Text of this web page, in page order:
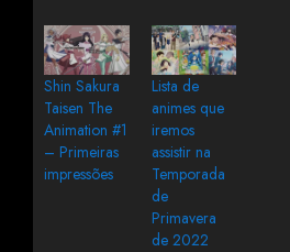
Shin Sakura
Taisen The
Animation #1
– Primeiras
impressões
Lista de
animes que
iremos
assistir na
Temporada
de
Primavera
de 2022